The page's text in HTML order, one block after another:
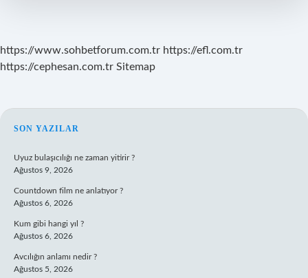
https://www.sohbetforum.com.tr https://efl.com.tr
https://cephesan.com.tr Sitemap
SIDEBAR
SON YAZILAR
Uyuz bulaşıcılığı ne zaman yitirir ?
Ağustos 9, 2026
Countdown film ne anlatıyor ?
Ağustos 6, 2026
Kum gibi hangi yıl ?
Ağustos 6, 2026
Avcılığın anlamı nedir ?
Ağustos 5, 2026